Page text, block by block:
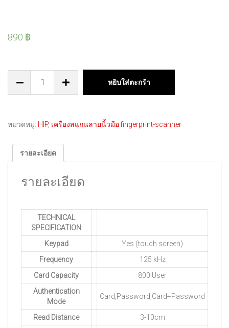
890 ฿
หยิบใส่ตะกร้า
หมวดหมู่: HIP, เครื่องสแกนลายนิ้วมือ fingerprint-scanner
รายละเอียด
รายละเอียด
TECHNICAL
SPECIFICATION
Keypad
Yes (touch screen)
Frequency
125 kHz
Card Capacity
800 User
Authentication
Mode
Card,Password,Card+Password
Read Distance
3-10cm